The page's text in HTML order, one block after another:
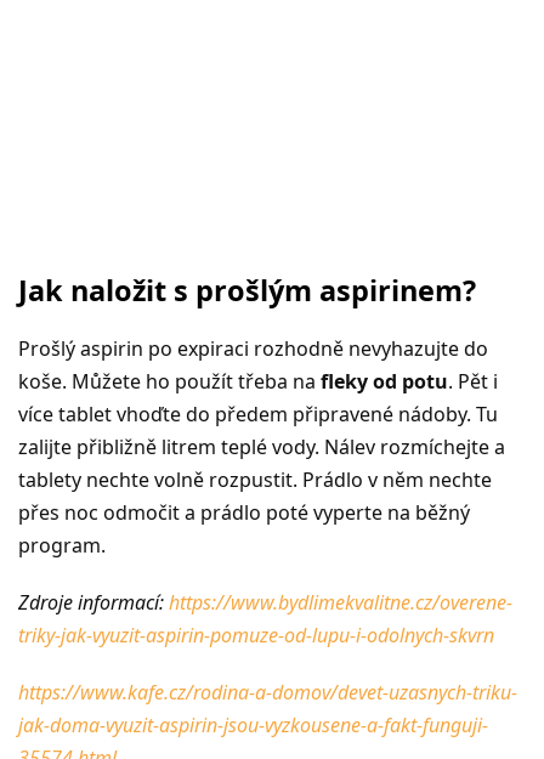
Jak naložit s prošlým aspirinem?
Prošlý aspirin po expiraci rozhodně nevyhazujte do
koše. Můžete ho použít třeba na fleky od potu. Pět i
více tablet vhoďte do předem připravené nádoby. Tu
zalijte přibližně litrem teplé vody. Nálev rozmíchejte a
tablety nechte volně rozpustit. Prádlo v něm nechte
přes noc odmočit a prádlo poté vyperte na běžný
program.
Zdroje informací:https://www.bydlimekvalitne.cz/overene-
triky-jak-vyuzit-aspirin-pomuze-od-lupu-i-odolnych-skvrn
https://www.kafe.cz/rodina-a-domov/devet-uzasnych-triku-
jak-doma-vyuzit-aspirin-jsou-vyzkousene-a-fakt-funguji-